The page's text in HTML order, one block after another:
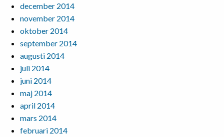
december 2014
november 2014
oktober 2014
september 2014
augusti 2014
juli 2014
juni 2014
maj 2014
april 2014
mars 2014
februari 2014